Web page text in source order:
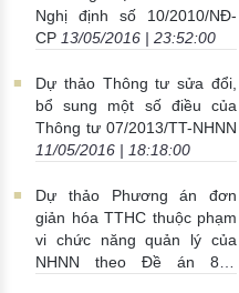
Nghị định số 10/2010/NĐ-
CP 13/05/2016 | 23:52:00
Dự thảo Thông tư sửa đổi,
bổ sung một số điều của
Thông tư 07/2013/TT-NHNN
11/05/2016 | 18:18:00
Dự thảo Phương án đơn
giản hóa TTHC thuộc phạm
vi chức năng quản lý của
NHNN theo Đề án 896